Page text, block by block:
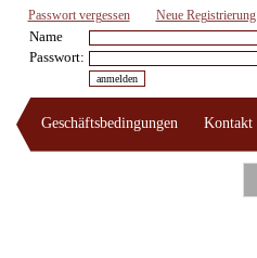
Geschäftsbedingungen Kontakt
Passwort vergessen Neue Registrierung
Name
Passwort: